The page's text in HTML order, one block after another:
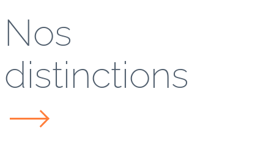
Nos
distinctions